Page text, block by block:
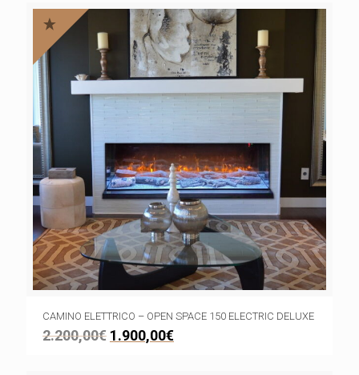
CAMINO ELETTRICO – OPEN SPACE 150 ELECTRIC DELUXE
2.200,00€ 1.900,00€